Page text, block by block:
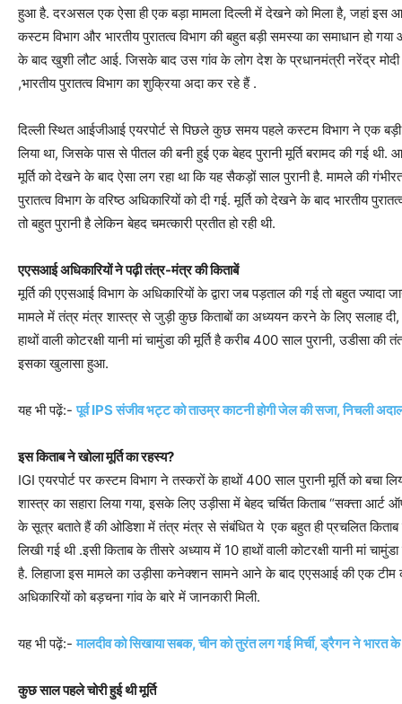
हुआ है. दरअसल एक ऐसा ही एक बड़ा मामला दिल्ली में देखने को मिला है, जहां इस
कस्टम विभाग और भारतीय पुरातत्व विभाग की बहुत बड़ी समस्या का समाधान हो
के बाद खुशी लौट आई. जिसके बाद उस गांव के लोग देश के प्रधानमंत्री नरेंद्र मोदी
,भारतीय पुरातत्व विभाग का शुक्रिया अदा कर रहे हैं .
दिल्ली स्थित आईजीआई एयरपोर्ट से पिछले कुछ समय पहले कस्टम विभाग ने एक
लिया था, जिसके पास से पीतल की बनी हुई एक बेहद पुरानी मूर्ति बरामद की गई थी.
मूर्ति को देखने के बाद ऐसा लग रहा था कि यह सैकड़ों साल पुरानी है. मामले की
पुरातत्व विभाग के वरिष्ठ अधिकारियों को दी गई. मूर्ति को देखने के बाद भारतीय
तो बहुत पुरानी है लेकिन बेहद चमत्कारी प्रतीत हो रही थी.
एएसआई अधिकारियों ने पढ़ी तंत्र-मंत्र की किताबें
मूर्ति की एएसआई विभाग के अधिकारियों के द्वारा जब पड़ताल की गई तो बहुत ज्यादा
मामले में तंत्र मंत्र शास्त्र से जुड़ी कुछ किताबों का अध्ययन करने के लिए सलाह दी,
हाथों वाली कोटरक्षी यानी मां चामुंडा की मूर्ति है करीब 400 साल पुरानी, उडीसा
इसका खुलासा हुआ.
यह भी पढ़ें:-पूर्व IPS संजीव भट्ट को ताउम्र काटनी होगी जेल की सजा, निचली
इस किताब ने खोला मूर्ति का रहस्‍य?
IGI एयरपोर्ट पर कस्टम विभाग ने तस्करों के हाथों 400 साल पुरानी मूर्ति को बचा
शास्त्र का सहारा लिया गया, इसके लिए उड़ीसा में बेहद चर्चित किताब “सक्त्ता
के सूत्र बताते हैं की ओडिशा में तंत्र मंत्र से संबंधित ये एक बहुत ही प्रचलित किताब
लिखी गई थी .इसी किताब के तीसरे अध्याय में 10 हाथों वाली कोटरक्षी यानी मां
है. लिहाजा इस मामले का उड़ीसा कनेक्शन सामने आने के बाद एएसआई की एक टीम
अधिकारियों को बड़चना गांव के बारे में जानकारी मिली.
यह भी पढ़ें:-मालदीव को सिखाया सबक, चीन को तुरंत लग गई मिर्ची, ड्रैगन ने
कुछ साल पहले चोरी हुई थी मूर्ति